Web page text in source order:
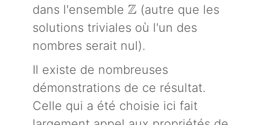
dans l'ensemble \mathbb{Z}
Z (autre que les
solutions triviales où l'un des
nombres serait nul).
Il existe de nombreuses
démonstrations de ce résultat.
Celle qui a été choisie ici fait